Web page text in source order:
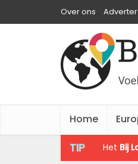
Over ons
Home
TIP Het Bij